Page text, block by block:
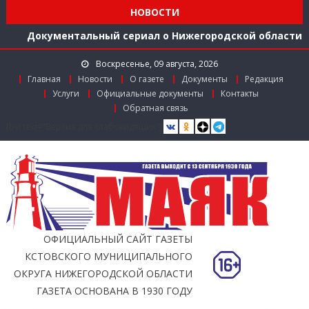
НОВОСТИ
Расширяем международное сотрудничество
Документальный сериал о Нижегородской области
Более 40 организаций-лидеров строительства
Нижегородской области получили награды в канун
Дня строителя
Использование беспилотников для выявления
незаконного сброса мусора с грузовиков начали
тестировать в Нижегородской области
Более 350 тысяч граждан стали пользователями
«Карты жителя Нижегородской области» к
середине 2026 года
Расширяем международное сотрудничество
Воскресенье, 09 августа, 2026
Главная
Новости О газете Документы
Редакция
Услуги
Официальные документы
Контакты
Обратная связь
ОФИЦИАЛЬНЫЙ САЙТ ГАЗЕТЫ
КСТОВСКОГО МУНИЦИПАЛЬНОГО
ОКРУГА НИЖЕГОРОДСКОЙ ОБЛАСТИ
ГАЗЕТА ОСНОВАНА В 1930 ГОДУ